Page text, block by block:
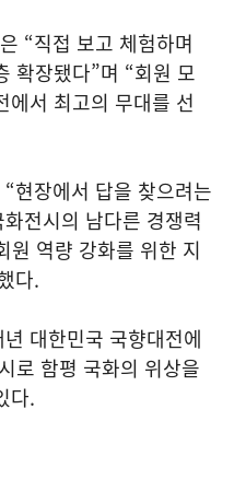
“직접 보고 체험하며
확장됐다”며 “회원 모
에서 최고의 무대를 선
현장에서 답을 찾으려는
전시의 남다른 경쟁력
원 역량 강화를 위한 지
다.
대한민국 국향대전에
로 함평 국화의 위상을
다.